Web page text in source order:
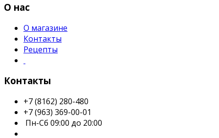
О нас
О магазине
Контакты
Рецепты
Контакты
+7 (8162) 280-480
+7 (963) 369-00-01
Пн-Сб 09:00 до 20:00